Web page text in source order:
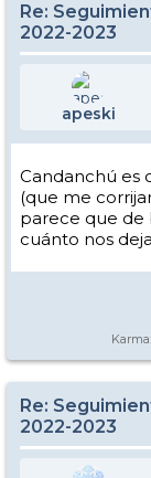
Re:
2022-2023
apeski
Candanchú es
(que me
parece que de
cuánto nos
Karma:
Re:
2022-2023